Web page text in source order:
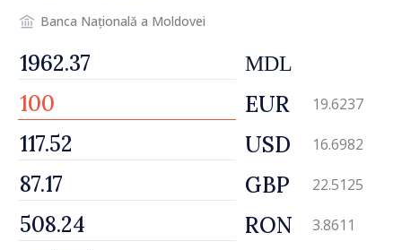
Banca Națională a Moldovei
MDL
EUR 19.6237
USD 16.6982
GBP 22.5125
RON 3.8611